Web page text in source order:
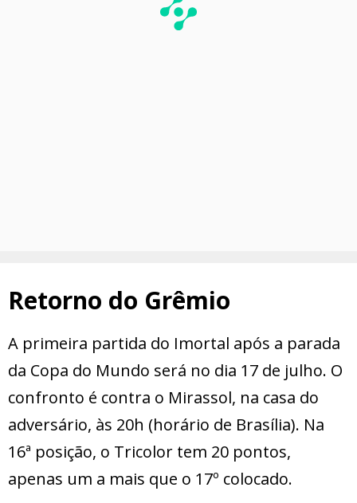
Retorno do Grêmio
A primeira partida do Imortal após a parada
da Copa do Mundo será no dia 17 de julho. O
confronto é contra o Mirassol, na casa do
adversário, às 20h (horário de Brasília). Na
16ª posição, o Tricolor tem 20 pontos,
apenas um a mais que o 17º colocado.